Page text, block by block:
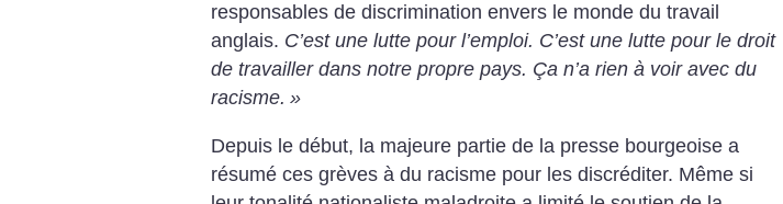
responsables de discrimination envers le monde du travail
anglais. C’est une lutte pour l’emploi. C’est une lutte pour le droit
de travailler dans notre propre pays. Ça n’a rien à voir avec du
racisme. »
Depuis le début, la majeure partie de la presse bourgeoise a
résumé ces grèves à du racisme pour les discréditer. Même si